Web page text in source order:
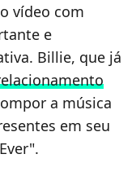
vídeo com
e
Billie, que já
a música
em seu